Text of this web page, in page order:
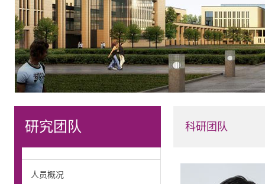
研究团队
人员概况
科研团队